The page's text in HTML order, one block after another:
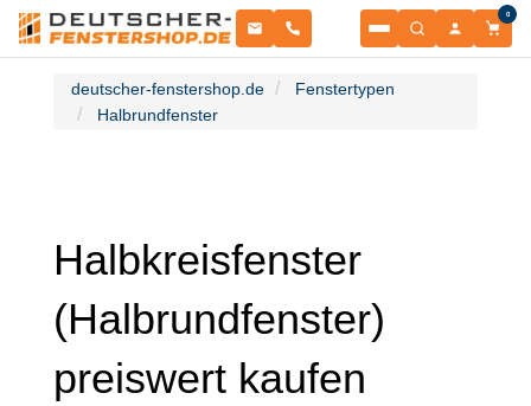
0
Fenster
Kunststoff-Alu Fenster
NACH TÜRENTYP
NACH MATERIAL
Aluminium-Haustüren
Garagentore
Zubehör
deutscher-fenstershop.de
Fenstertypen
Halbrundfenster
Halbkreisfenster
(Halbrundfenster)
preiswert kaufen